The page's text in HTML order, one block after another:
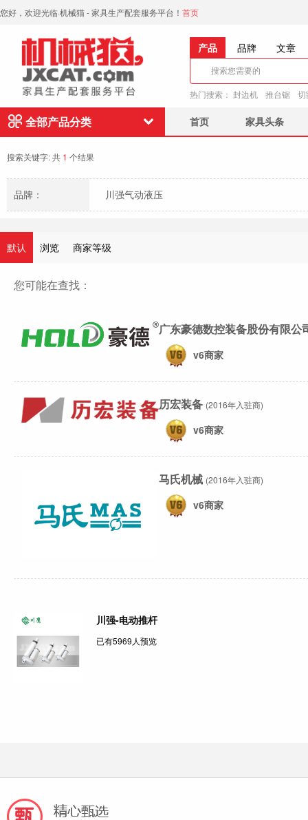
您好，欢迎光临·机械猫 - 家具生产配套服务平台！ 首页
产品 品牌 文章
热门搜索： 封边机 推台锯 切
全部产品分类 首页 家具头条
搜索关键字:共 1 个结果
品牌： 川强气动液压
默认 浏览 商家等级
您可能在查找：
广东豪德数控装备股份有限公
v6商家
历宏装备 (2016年入驻商)
v6商家
马氏机械 (2016年入驻商)
v6商家
川强-电动推杆
已有5969人预览